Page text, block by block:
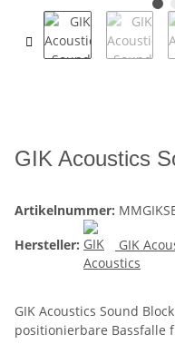
GIK Acoustics
Artikelnummer:
Hersteller:
GIK
GIK Acoustics Sound
positionierbare Bassfalle